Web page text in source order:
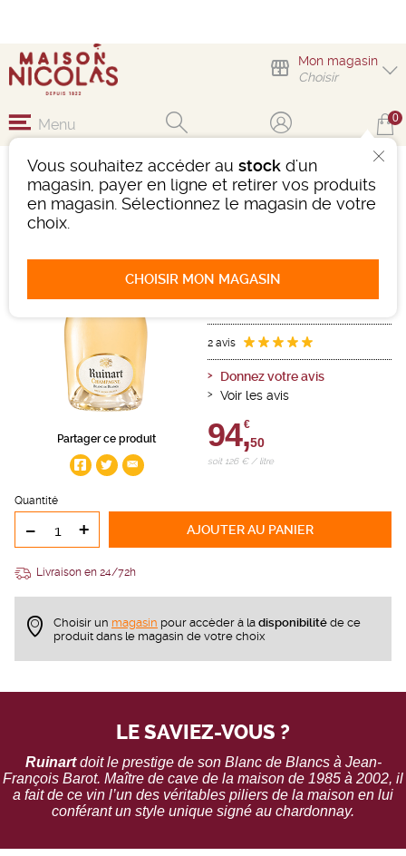
Mon magasin
Choisir
Vous souhaitez accéder au stock d'un
magasin, payer en ligne et retirer vos produits
en magasin. Sélectionnez le magasin de votre
choix.
CHOISIR MON MAGASIN
Menu 0
Partager ce produit
RUINART BLANC DE
BLANCS
Champagne AOC
2 avis
Donnez votre avis
Voir les avis
94,
€
50
soit 126 € / litre
Quantité
- + AJOUTERAU PANIER
Livraison en 24/72h
Choisir un magasin pour accèder à la disponibilité de ce
produit dans le magasin de votre choix
LE SAVIEZ-VOUS ?
Ruinartdoit le prestige de son Blanc de Blancs à Jean-
François Barot. Maître de cave de la maison de 1985 à 2002, il
a fait de ce vin l’un des véritables piliers de la maison en lui
conférant un style unique signé au chardonnay.